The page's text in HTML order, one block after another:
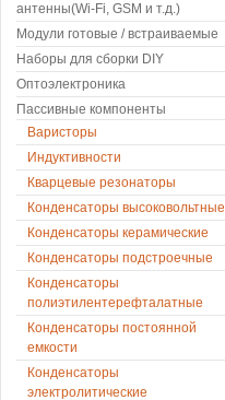
антенны(Wi-Fi, GSM и т.д.)
Модули готовые / встраиваемые
Наборы для сборки DIY
Оптоэлектроника
Пассивные компоненты
Варисторы
Индуктивности
Кварцевые резонаторы
Конденсаторы высоковольтные
Конденсаторы керамические
Конденсаторы подстроечные
Конденсаторы
полиэтилентерефталатные
Конденсаторы постоянной
емкости
Конденсаторы
электролитические